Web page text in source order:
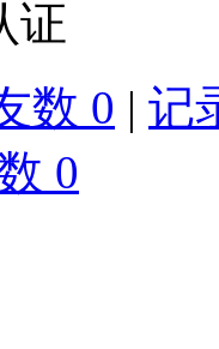
证
数 0 | 记
0